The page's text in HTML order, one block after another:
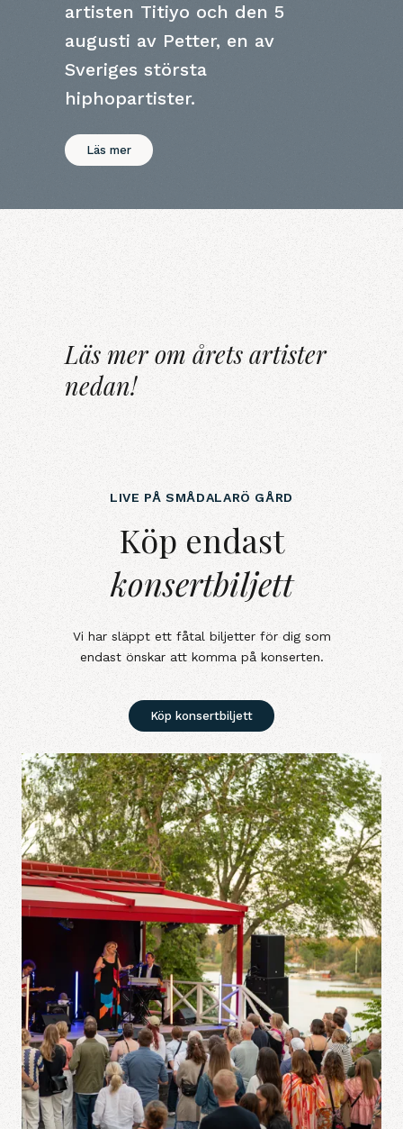
artisten Titiyo och den 5
augusti av Petter, en av
Sveriges största
hiphopartister.
Läs mer
Läs mer om årets artister
nedan!
LIVE PÅ SMÅDALARÖ GÅRD
Köp endast konsertbiljett
Köp endast
konsertbiljett
Vi har släppt ett fåtal biljetter för dig som
endast önskar att komma på konserten.
Köp konsertbiljett